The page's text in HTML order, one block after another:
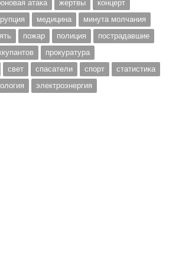
атака жертвы
концерт
медицина
минута молчания
пожар полиция
пострадавшие
прокуратура
свет спасатели спорт
статистика
электроэнергия